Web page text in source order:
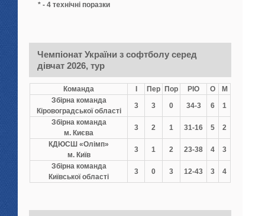
* - 4 технічні поразки
Чемпіонат України з софтболу серед
дівчат 2026, тур
Команда Пер Пор РІО О
М
Збірна команда
Кіровоградської області
3 3 0 34-3 6
1
Збірна команда
м. Києва
3 2 1 31-16 5
2
КДЮСШ «Олімп»
м. Київ
3 1 2 23-38 4
3
Збірна команда
Київської області
3 0 3 12-43 3 4